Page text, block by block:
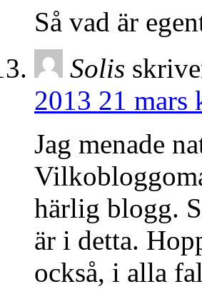
Så vad är
Solis
2013 21 mars
Jag menade
härlig blogg.
är i detta.
också, i alla